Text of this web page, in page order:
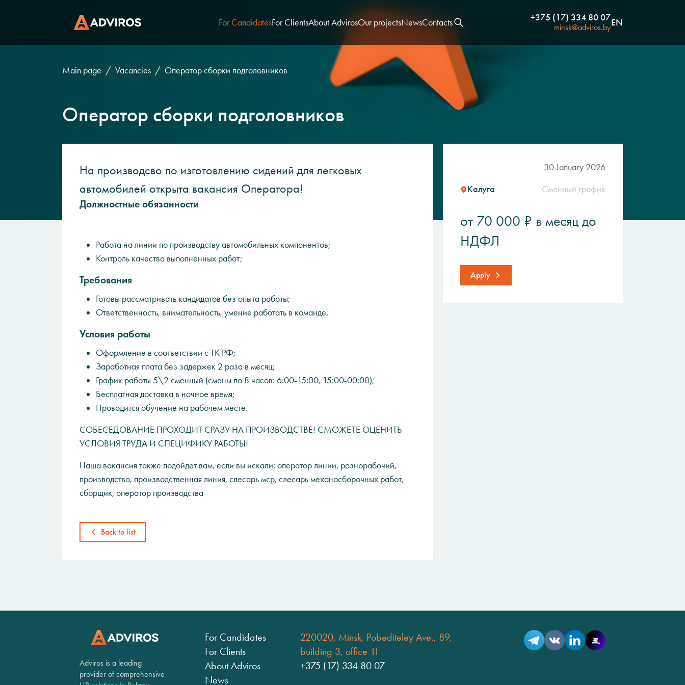
For CandidatesFor ClientsAbout AdvirosOur projectsNewsContacts +375 (17) 334 80 07
minsk@adviros.byEN
Main page Vacancies Оператор сборки подголовников
Оператор сборки подголовников
На производсво по изготовлению сидений для легковых
автомобилей открыта вакансия Оператора!
Должностные обязанности
Работа на линии по производству автомобильных компонентов;
Контроль качества выполненных работ;
Требования
Готовы рассматривать кандидатов без опыта работы;
Ответственность, внимательность, умение работать в команде.
Условия работы
Оформление в соответствии с ТК РФ;
Заработная плата без задержек 2 раза в месяц;
График работы 5\2 сменный (смены по 8 часов: 6:00-15:00, 15:00-00:00);
Бесплатная доставка в ночное время;
Проводится обучение на рабочем месте.
СОБЕСЕДОВАНИЕ ПРОХОДИТ СРАЗУ НА ПРОИЗВОДСТВЕ! СМОЖЕТЕ ОЦЕНИТЬ
УСЛОВИЯ ТРУДА И СПЕЦИФИКУ РАБОТЫ!
Наша вакансия также подойдет вам, если вы искали: оператор линии, разнорабочий,
производство, производственная линия, слесарь мср, слесарь механосборочных работ,
сборщик, оператор производства
Back to list
30 January 2026
Калуга
Сменный график
от 70 000 ₽ в месяц до
НДФЛ
Apply
Adviros is a leading
provider of comprehensive
For Candidates
For Clients
About Adviros
News
220020, Minsk, Pobediteley Ave., 89,
building 3, office 11
+375 (17) 334 80 07